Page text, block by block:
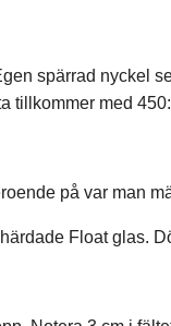
spärrad nyckel
tillkommer med
på var man
Float glas.